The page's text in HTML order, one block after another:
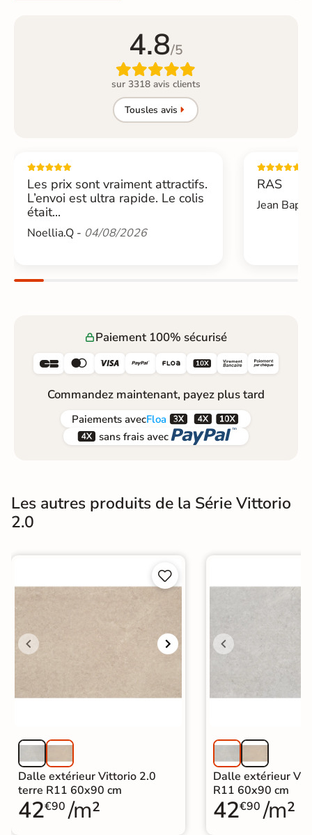
4.8/5

sur 3318 avis clients
Tousles avis
Les prix sont vraiment attractifs.
L’envoi est ultra rapide. Le colis
était...
Noellia.Q - 04/08/2026
RAS
Jean
Paiement 100% sécurisé
     
Commandez maintenant, payez plus tard
Paiements avecFloa  
 sans frais avec 
Les autres produits de la Série Vittorio
2.0


Dalle extérieur Vittorio 2.0
terre R11 60x90 cm
42€90 /m²
Dalle extérieur
R11 60x90 cm
42€90 /m²